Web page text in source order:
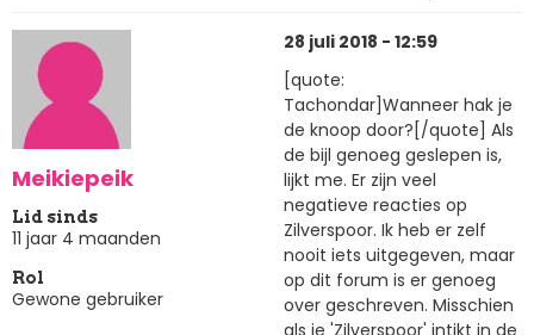
Meikiepeik
Lid sinds
11 jaar 4 maanden
Rol
Gewone gebruiker
28 juli 2018 - 12:59
[quote:
Tachondar]Wanneer hak je
de knoop door?[/quote] Als
de bijl genoeg geslepen is,
lijkt me. Er zijn veel
negatieve reacties op
Zilverspoor. Ik heb er zelf
nooit iets uitgegeven, maar
op dit forum is er genoeg
over geschreven. Misschien
als je 'Zilverspoor' intikt in de